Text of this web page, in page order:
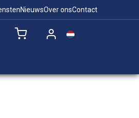
NieuwsOver onsContact